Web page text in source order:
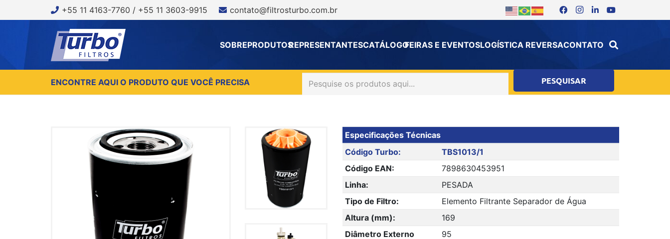
+55 11 4163-7760 / +55 11 3603-9915 contato@filtrosturbo.com.br
SOBREPRODUTOSREPRESENTANTESCATÁLOGOFEIRAS E EVENTOSLOGÍSTICA REVERSACONTATO
ENCONTRE AQUI O PRODUTO QUE VOCÊ PRECISA
Especificações Técnicas
Código Turbo:
TBS1013/1
Código EAN:
7898630453951
Linha:
PESADA
Tipo de Filtro:
Elemento Filtrante Separador de Água
Altura (mm):
169
Diâmetro Externo
95